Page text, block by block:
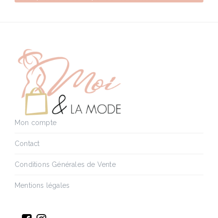
Mon compte
Contact
Conditions Générales de Vente
Mentions légales